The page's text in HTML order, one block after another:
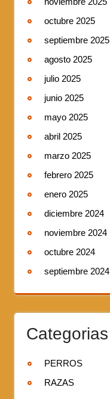
octubre 2025
septiembre 2025
agosto 2025
julio 2025
junio 2025
mayo 2025
abril 2025
marzo 2025
febrero 2025
enero 2025
diciembre 2024
noviembre 2024
octubre 2024
septiembre 2024
Categorias
PERROS
RAZAS